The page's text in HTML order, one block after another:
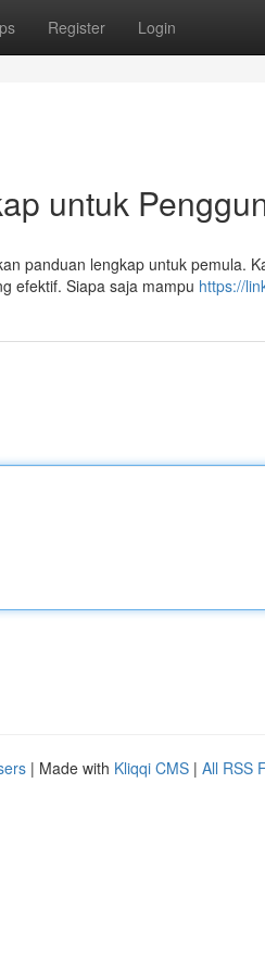
Register Login
untuk
panduan lengkap untuk pemula.
efektif. Siapa saja mampu https://
| Made with Kliqqi CMS | All RSS